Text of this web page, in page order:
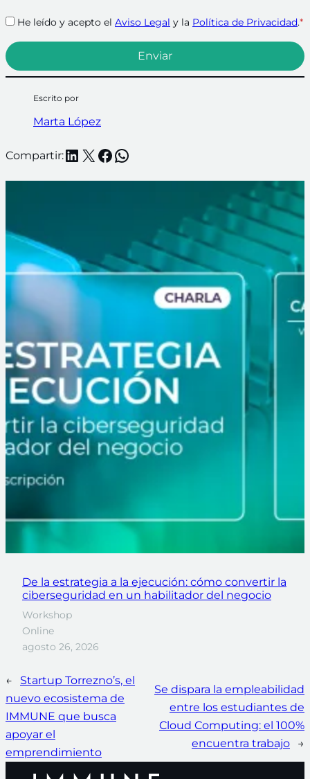
He leído y acepto el Aviso Legal y la Política de Privacidad.*
Escrito por
Marta López
Compartir:LinkedIn
X Facebook
WhatsApp
De la estrategia a la ejecución: cómo convertir la
ciberseguridad en un habilitador del negocio
Workshop
Online
agosto 26, 2026
←
Startup Torrezno’s, el
nuevo ecosistema de
IMMUNE que busca
apoyar el
emprendimiento
Se dispara la empleabilidad
entre los estudiantes de
Cloud Computing: el 100%
encuentra trabajo
→